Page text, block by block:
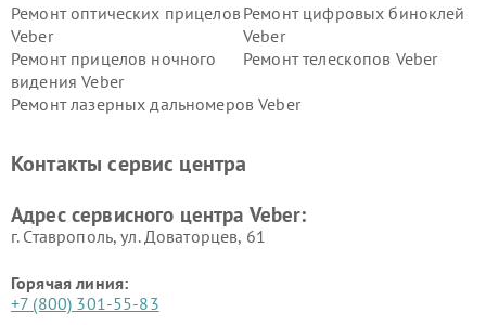
Ремонт оптических прицелов
Veber
Ремонт цифровых биноклей
Veber
Ремонт прицелов ночного
видения Veber
Ремонт телескопов Veber
Ремонт лазерных дальномеров Veber
Контакты сервис центра
Адрес сервисного центра Veber:
г. Ставрополь, ул. Доваторцев, 61
Горячая линия:
+7 (800) 301-55-83